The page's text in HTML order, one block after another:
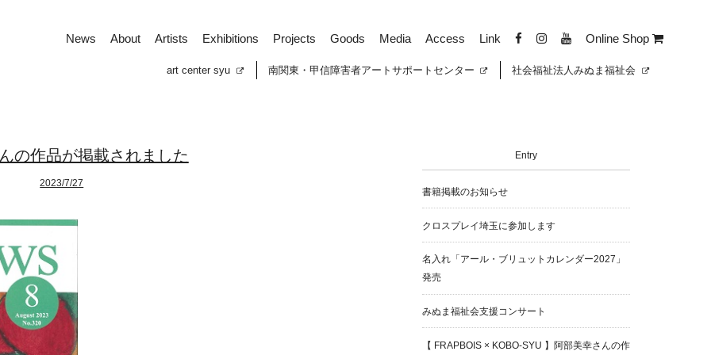
News About Artists Exhibitions Projects Goods Media Access Link Online Shop
art center syu 南関東・甲信障害者アートサポートセンター 社会福祉法人みぬま福祉会
の作品が掲載されました
2023/7/27
Entry
書籍掲載のお知らせ
クロスプレイ埼玉に参加します
名入れ「アール・ブリュットカレンダー2027」
発売
みぬま福祉会支援コンサート
【 FRAPBOIS × KOBO-SYU 】阿部美幸さんの作